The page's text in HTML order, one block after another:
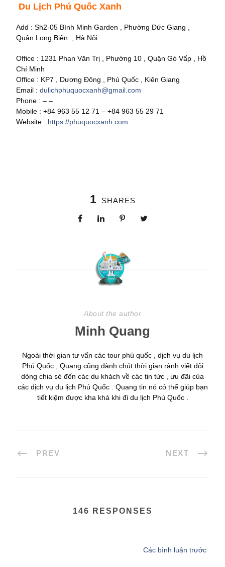
Du Lịch Phú Quốc Xanh
Add : Sh2-05 Bình Minh Garden , Phường Đức Giang ,
Quận Long Biên , Hà Nội
Office : 1231 Phan Văn Trị , Phường 10 , Quận Gò Vấp , Hồ
Chí Minh
Office : KP7 , Dương Đông , Phú Quốc , Kiên Giang
Email : dulichphuquocxanh@gmail.com
Phone : – –
Mobile : +84 963 55 12 71 – +84 963 55 29 71
Website : https://phuquocxanh.com
1 SHARES
About the author
Minh Quang
Ngoài thời gian tư vấn các tour phú quốc , dịch vụ du lịch
Phú Quốc , Quang cũng dành chút thời gian rảnh viết đôi
dòng chia sẻ đến các du khách về các tin tức , ưu đãi của
các dịch vụ du lịch Phú Quốc . Quang tin nó có thể giúp bạn
tiết kiệm được kha khá khi đi du lịch Phú Quốc .
PREV NEXT
146 RESPONSES
Các bình luận trước